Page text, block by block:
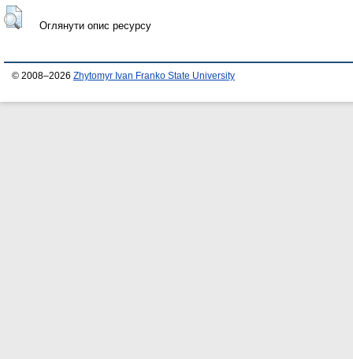
Оглянути опис ресурсу
© 2008–2026 Zhytomyr Ivan Franko State University